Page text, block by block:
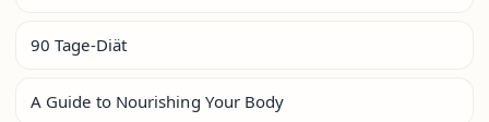
90 Tage-Diät
A Guide to Nourishing Your Body